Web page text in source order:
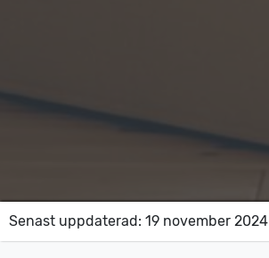
Senast uppdaterad: 19 november 2024